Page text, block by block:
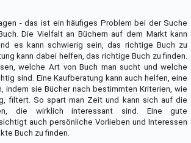
- das ist ein häufiges Problem bei der Suche
Die Vielfalt an Büchern auf dem Markt kann
es kann schwierig sein, das richtige Buch zu
kann dabei helfen, das richtige Buch zu finden.
welche Art von Buch man sucht und welche
sind. Eine Kaufberatung kann auch helfen, eine
indem sie Bücher nach bestimmten Kriterien, wie
filtert. So spart man Zeit und kann sich auf die
die wirklich interessant sind. Eine gute
auch persönliche Vorlieben und Interessen
Buch zu finden.